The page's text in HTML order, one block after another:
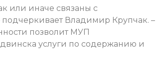
или иначе связаны с
Владимир Крупчак. –
позволит МУП
услуги по содержанию и